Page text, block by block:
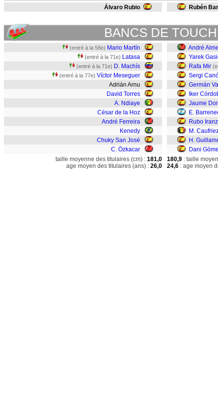
Álvaro Rubio Rubén
BANCS DE
(entré à la 58e) Mario Martín
(entré à la 71e) Latasa
(entré à la 71e) D. Machís
(entré à la 77e) Víctor Meseguer
Adrián Arnu
David Torres
A. Ndiaye
César de la Hoz
André Ferreira
Kenedy
Chuky San José
C. Özkacar
André
Yarek
Rafa Mir
Sergi
Germán
Iker
Jaume
E.
Rubo
M.
H.
Dani
taille moyenne des titulaires (cm) : 181,0
age moyen des titulaires (ans) : 26,0
180,9 : taille
24,6 : age moyen